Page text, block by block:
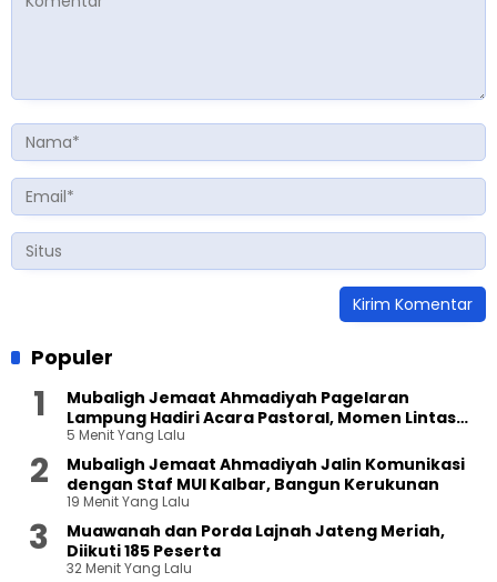
Populer
Mubaligh Jemaat Ahmadiyah Pagelaran
Lampung Hadiri Acara Pastoral, Momen Lintas
Agama Penuh Keakraban
5 Menit Yang Lalu
Mubaligh Jemaat Ahmadiyah Jalin Komunikasi
dengan Staf MUI Kalbar, Bangun Kerukunan
19 Menit Yang Lalu
Muawanah dan Porda Lajnah Jateng Meriah,
Diikuti 185 Peserta
32 Menit Yang Lalu